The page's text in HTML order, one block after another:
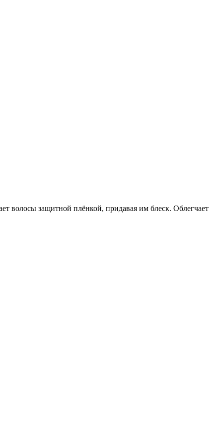
волосы защитной плёнкой, придавая им блеск. Облегчает